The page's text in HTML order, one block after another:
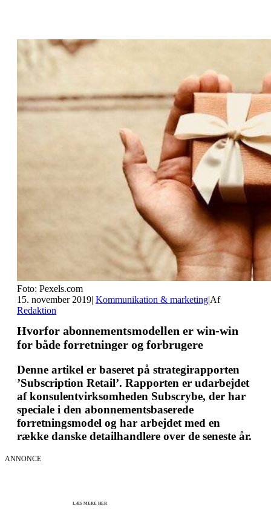
Foto: Pexels.com
15. november 2019| Kommunikation & marketing|Af
Redaktion
Hvorfor abonnementsmodellen er win-win
for både forretninger og forbrugere
Denne artikel er baseret på strategirapporten
’Subscription Retail’. Rapporten er udarbejdet
af konsulentvirksomheden Subscrybe, der har
speciale i den abonnementsbaserede
forretningsmodel og har arbejdet med en
række danske detailhandlere over de seneste år.
ANNONCE
LÆS MERE HER